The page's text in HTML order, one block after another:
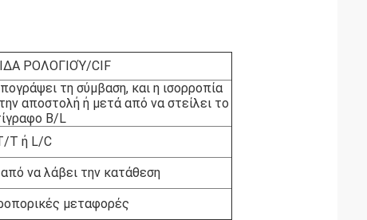
ΡΟΛΟΓΙΟΎ/CIF
τη σύμβαση, και η ισορροπία
αποστολή ή μετά από να στείλει το
B/L
T ή L/C
να λάβει την κατάθεση
μεταφορές